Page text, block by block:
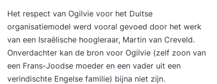
Het respect van Ogilvie voor het Duitse
organisatiemodel werd vooral gevoed door het werk
van een Israëlische hoogleraar, Martin van Creveld.
Onverdachter kan de bron voor Ogilvie (zelf zoon van
een Frans-Joodse moeder en een vader uit een
verindischte Engelse familie) bijna niet zijn.